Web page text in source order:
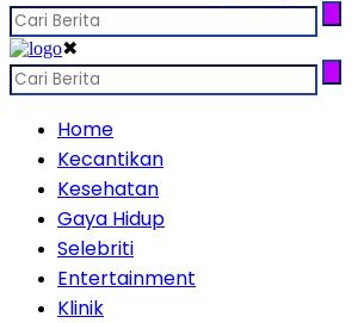
✖
Home
Kecantikan
Kesehatan
Gaya Hidup
Selebriti
Entertainment
Klinik